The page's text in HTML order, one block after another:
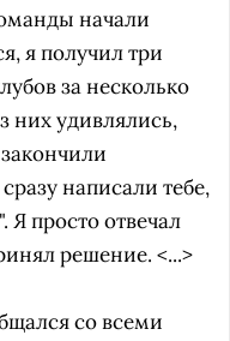
начали
я получил три
за несколько
них удивлялись,
написали тебе,
Я просто отвечал
решение. <...>
со всеми